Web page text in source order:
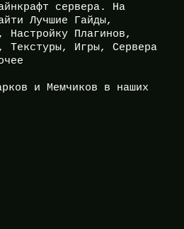
сервера. На
Лучшие Гайды,
Настройку Плагинов,
Текстуры, Игры, Сервера
и Мемчиков в наших